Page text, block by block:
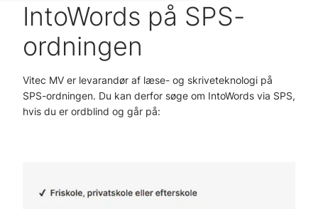
IntoWords på SPS-
ordningen
Vitec MV er levarandør af læse- og skriveteknologi på
SPS-ordningen. Du kan derfor søge om IntoWords via SPS,
hvis du er ordblind og går på: